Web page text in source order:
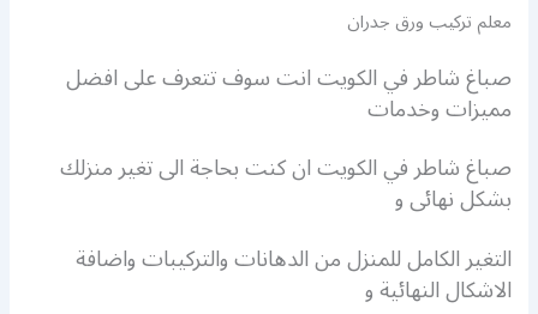
معلم تركيب ورق جدران
صباغ شاطر في الكويت انت سوف تتعرف على افضل
مميزات وخدمات
صباغ شاطر في الكويت ان كنت بحاجة الى تغير منزلك
بشكل نهائى و
التغير الكامل للمنزل من الدهانات والتركيبات واضافة
الاشكال النهائية و